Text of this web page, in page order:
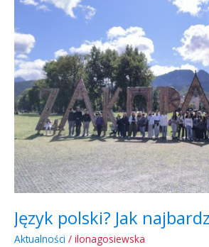
Język polski? Jak
Aktualności / ilonagosiewska
najbardziej!